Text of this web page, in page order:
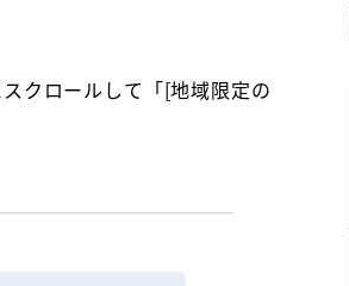
クロールして「[地域限定の